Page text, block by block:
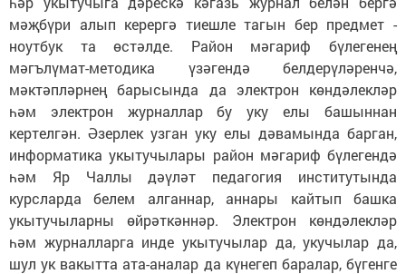
мәҗбүри алып керергә тиешле тагын бер предмет -
ноутбук та өстәлде. Район мәгариф бүлегенең
мәгълүмат-методика үзәгендә белдерүләренчә,
мәктәпләрнең барысында да электрон көндәлекләр
һәм электрон журналлар бу уку елы башыннан
кертелгән. Әзерлек узган уку елы дәвамында барган,
информатика укытучылары район мәгариф бүлегендә
һәм Яр Чаллы дәүләт педагогия институтында
курсларда белем алганнар, аннары кайтып башка
укытучыларны өйрәткәннәр. Электрон көндәлекләр
һәм журналларга инде укытучылар да, укучылар да,
шул ук вакытта ата-аналар да күнегеп баралар, бүгенге